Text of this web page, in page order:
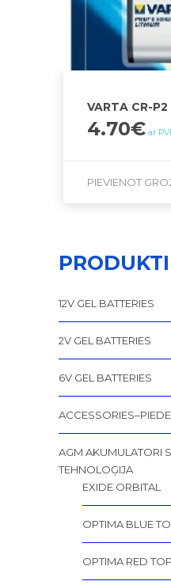
VARTA CR-P2
4.70€ ar
PIEVIENOT
12V GEL BATTERIES
2V GEL BATTERIES
6V GEL BATTERIES
AGM AKUMULATORI
TEHNOLOĢIJA
EXIDE ORBITAL
OPTIMA BLUE
OPTIMA RED TOP